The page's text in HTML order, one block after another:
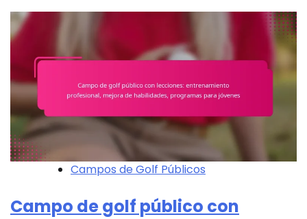
Campos de Golf Públicos
Campo de golf público con